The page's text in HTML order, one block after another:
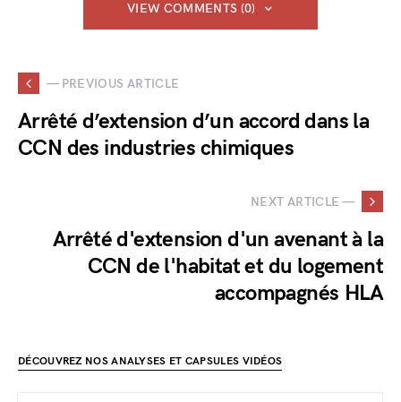
VIEW COMMENTS (0)
— PREVIOUS ARTICLE
Arrêté d’extension d’un accord dans la
CCN des industries chimiques
NEXT ARTICLE —
Arrêté d'extension d'un avenant à la
CCN de l'habitat et du logement
accompagnés HLA
DÉCOUVREZ NOS ANALYSES ET CAPSULES VIDÉOS